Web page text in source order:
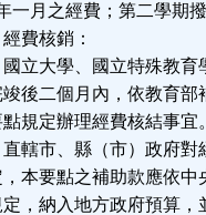
月之經費；第二學期撥
經費核銷：
立大學、國立特殊教育
二個月內，依教育部
定辦理經費核結事宜。
轄市、縣（市）政府對
要點之補助款應依中
納入地方政府預算，